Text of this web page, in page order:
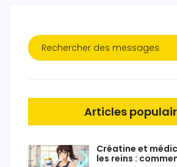
Articles
Créatine et
les reins :